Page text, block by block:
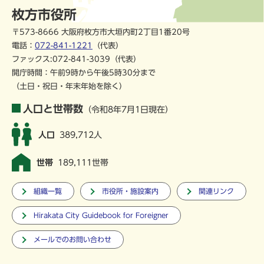
枚方市役所
〒573-8666 大阪府枚方市大垣内町2丁目1番20号
電話： 072-841-1221
（代表）
ファックス:072-841-3039（代表）
開庁時間：午前9時から午後5時30分まで
（土日・祝日・年末年始を除く）
人口と世帯数 （令和8年7月1日現在）
人口 389,712人
世帯 189,111世帯
組織一覧 市役所・施設案内 関連リンク
Hirakata City Guidebook for Foreigner
メールでのお問い合わせ